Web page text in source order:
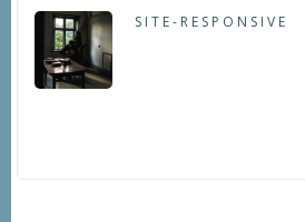
SITE-RESPONSIVE